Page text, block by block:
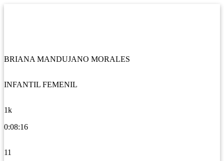
BRIANA MANDUJANO MORALES
INFANTIL FEMENIL
1k
0:08:16
11